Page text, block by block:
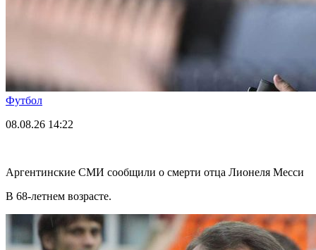
Футбол
08.08.26 14:22
Аргентинские СМИ сообщили о смерти отца Лионеля Месси
В 68-летнем возрасте.